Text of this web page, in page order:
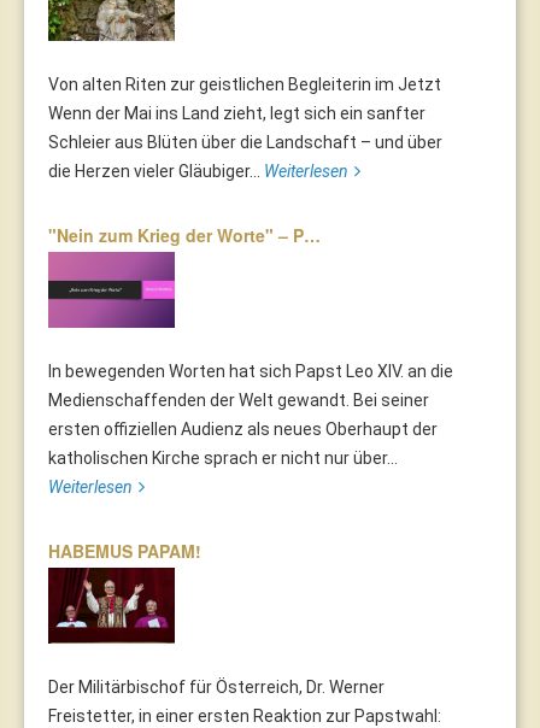
Von alten Riten zur geistlichen Begleiterin im Jetzt
Wenn der Mai ins Land zieht, legt sich ein sanfter
Schleier aus Blüten über die Landschaft – und über
die Herzen vieler Gläubiger... Weiterlesen
"Nein zum Krieg der Worte" – P…
In bewegenden Worten hat sich Papst Leo XIV. an die
Medienschaffenden der Welt gewandt. Bei seiner
ersten offiziellen Audienz als neues Oberhaupt der
katholischen Kirche sprach er nicht nur über...
Weiterlesen
HABEMUS PAPAM!
Der Militärbischof für Österreich, Dr. Werner
Freistetter, in einer ersten Reaktion zur Papstwahl: